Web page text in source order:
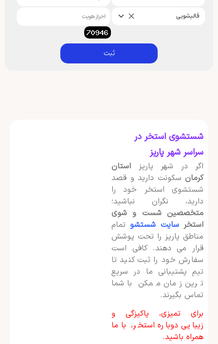
قالیشویی
ثبت
شستشوی استخر در
سراسر شهر پاریز
اگر در شهر پاریز
استان
کرمانسکونت دارید و قصد
شستشوی استخر خود را
دارید، نگران نباشید؛
متخصصین شست و شوی
استخر سایت شستشوتمام
مناطق پاریز را تحت پوشش
قرار می دهند. کافی است
سفارش خود را ثبت کنید تا
تیم پشتیبانی ما در سریع
ترین زمان ممکن با شما
تماس بگیرند.
برای تمیزی، پاکیزگی و
زیبایی دوباره استخر، با ما
همراه باشید.